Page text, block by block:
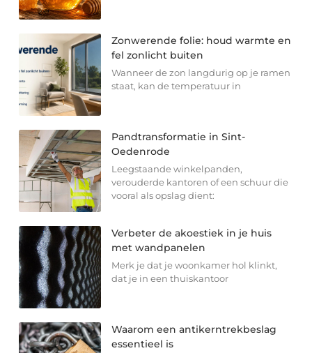
Zonwerende folie: houd warmte en
fel zonlicht buiten
Wanneer de zon langdurig op je ramen
staat, kan de temperatuur in
Pandtransformatie in Sint-
Oedenrode
Leegstaande winkelpanden,
verouderde kantoren of een schuur die
vooral als opslag dient:
Verbeter de akoestiek in je huis
met wandpanelen
Merk je dat je woonkamer hol klinkt,
dat je in een thuiskantoor
Waarom een antikerntrekbeslag
essentieel is